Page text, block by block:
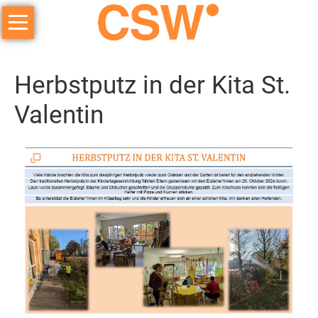
Navigation
überspringen
ICH
DU
WIR
Angebote
arbeiten
lernen
Kindertageseinrichtung
Frühförderung
Herbstputz in der Kita St.
Valentin